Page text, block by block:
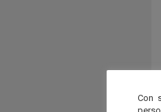
Con